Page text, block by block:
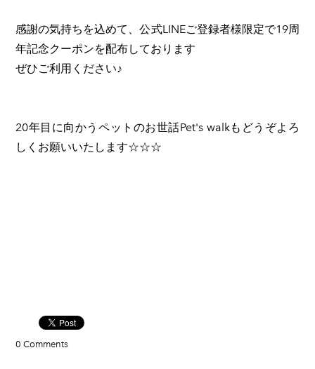
感謝の気持ちを込めて、公式LINEご登録者様限定で19周
年記念クーポンを配布しております
ぜひご利用ください♪
20年目に向かうペットのお世話Pet's walkもどうぞよろ
しくお願いいたします☆☆☆
0 Comments